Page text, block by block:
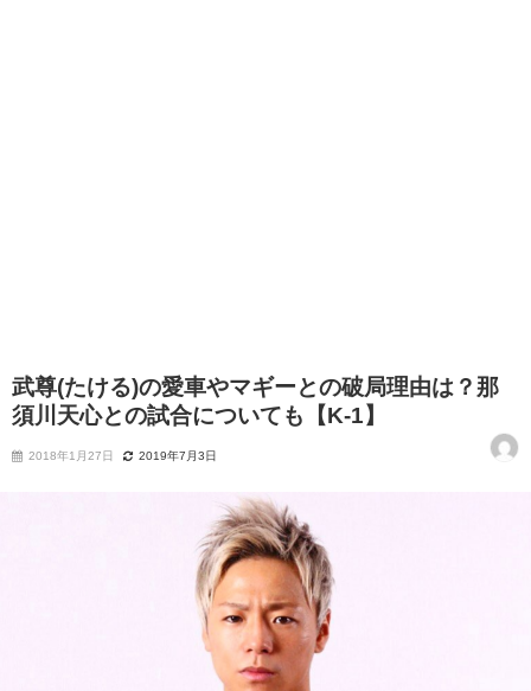
武尊(たける)の愛車やマギーとの破局理由は？那
須川天心との試合についても【K-1】
2018年1月27日 2019年7月3日